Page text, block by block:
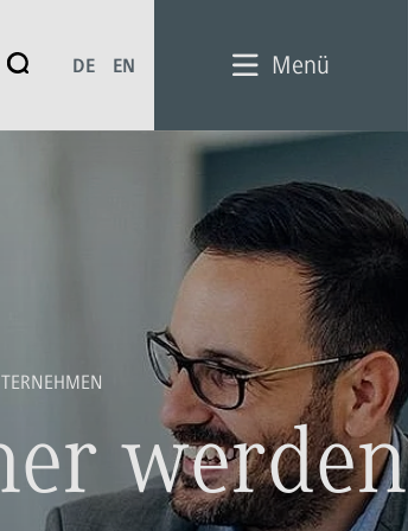
Suche
DE EN Menü
werden